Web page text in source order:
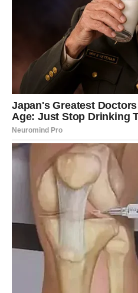
Jedna velika
stvarnost
Zvijezde pokazuju da postoji
duboko u sebi.
Možda sanjate o srećnoj
poslovnom uspjehu,
promjeni.
Upravo sada univerzum vam
korak po korak dovesti do